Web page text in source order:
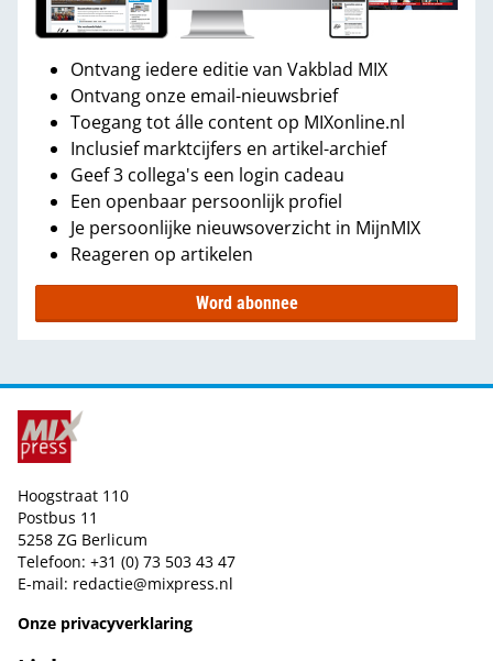
Ontvang iedere editie van Vakblad MIX
Ontvang onze email-nieuwsbrief
Toegang tot álle content op MIXonline.nl
Inclusief marktcijfers en artikel-archief
Geef 3 collega's een login cadeau
Een openbaar persoonlijk profiel
Je persoonlijke nieuwsoverzicht in MijnMIX
Reageren op artikelen
Word abonnee
Hoogstraat 110
Postbus 11
5258 ZG Berlicum
Telefoon: +31 (0) 73 503 43 47
E-mail: redactie@mixpress.nl
Onze privacyverklaring